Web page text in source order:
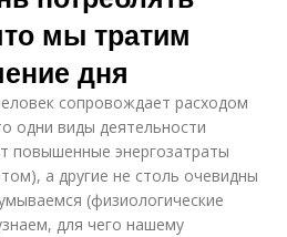
мы тратим
дня
сопровождает расходом
одни виды деятельности
повышенные энергозатраты
а другие не столь очевидны
(физиологические
для чего нашему